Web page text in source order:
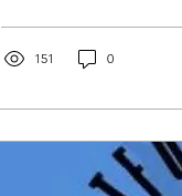
till Luleå. Lunch löser
toast,...
151 0